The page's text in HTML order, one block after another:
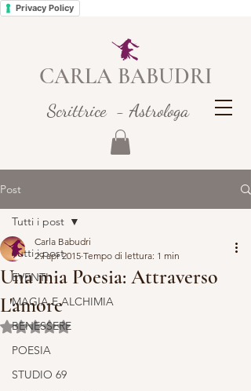
Privacy Policy
CARLA BABUDRI
Scrittrice - Astrologa
Post
Tutti i post
EVENTI
MAGIA E ALCHIMIA
BENESSERE
POESIA
STUDIO 69
Tutti i post
Una mia Poesia: Attraverso
L'amore
Carla Babudri
29 apr 2015 Tempo di lettura: 1 min
Valutazione NaN stelle su 5.